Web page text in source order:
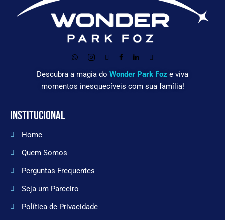
Descubra a magia do Wonder Park Foz e viva
momentos inesquecíveis com sua família!
INSTITUCIONAL
Home
Quem Somos
Perguntas Frequentes
Seja um Parceiro
Política de Privacidade